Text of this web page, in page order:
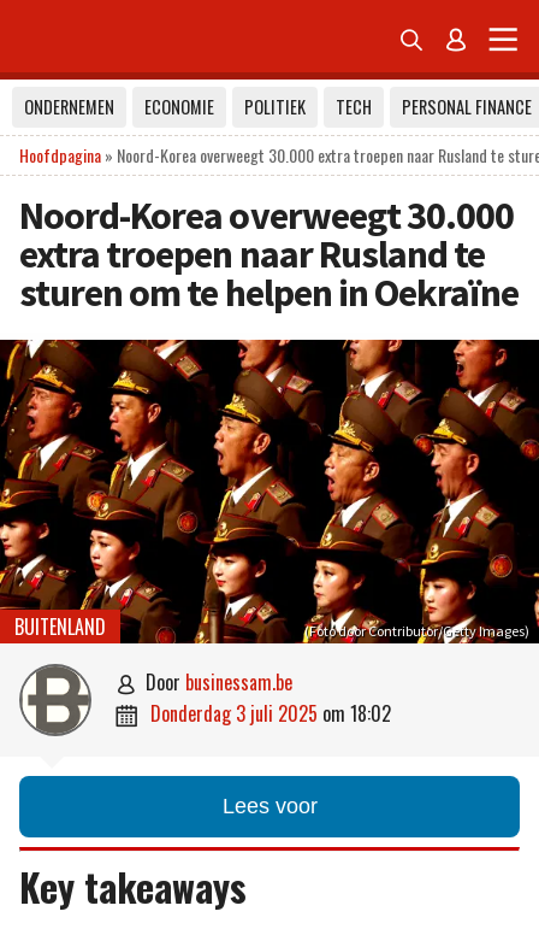
 
ONDERNEMEN ECONOMIE POLITIEK TECH
PERSONAL FINANCE
Hoofdpagina» Noord-Korea overweegt 30.000 extra troepen naar Rusland te
Noord-Korea overweegt 30.000
extra troepen naar Rusland te
sturen om te helpen in Oekraïne
(Foto door Contributor/Getty Images)
BUITENLAND
 door businessam.be
 donderdag 3 juli 2025 om 18:02
Lees voor
Key takeaways